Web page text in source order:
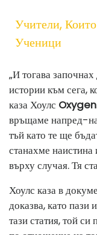
Учители,
Ученици
„И тогава
истории към сега,
каза Хоулс
връщаме напред-
тъй като те ще
станахме
върху случая. Тя
Хоулс каза в
доказва, като пази
тази статия, той